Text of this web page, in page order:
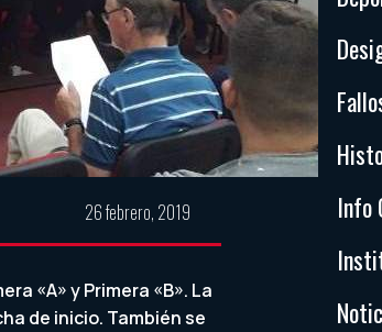
26 febrero, 2019
«A» y Primera «B». La
de inicio. También se
Info